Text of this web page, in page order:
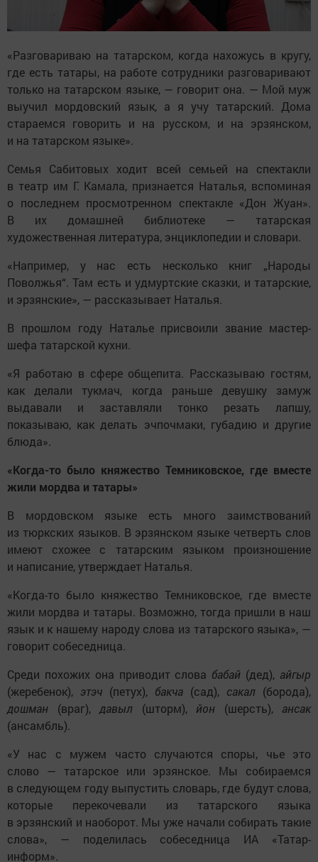
«Разговариваю на татарском, когда нахожусь в кругу,
где есть татары, на работе сотрудники разговаривают
только на татарском языке, — говорит она. — Мой муж
выучил мордовский язык, а я учу татарский. Дома
стараемся говорить и на русском, и на эрзянском,
и на татарском языке».
Семья Сабитовых ходит всей семьей на спектакли
в театр им Г. Камала, признается Наталья, вспоминая
о последнем просмотренном спектакле «Дон Жуан».
В их домашней библиотеке — татарская
художественная литература, энциклопедии и словари.
«Например, у нас есть несколько книг „Народы
Поволжья“. Там есть и удмуртские сказки, и татарские,
и эрзянские», — рассказывает Наталья.
В прошлом году Наталье присвоили звание мастер-
шефа татарской кухни.
«Я работаю в сфере общепита. Рассказываю гостям,
как делали тукмач, когда раньше девушку замуж
выдавали и заставляли тонко резать лапшу,
показываю, как делать эчпочмаки, губадию и другие
блюда».
«Когда-то было княжество Темниковское, где вместе
жили мордва и татары»
В мордовском языке есть много заимствований
из тюркских языков. В эрзянском языке четверть слов
имеют схожее с татарским языком произношение
и написание, утверждает Наталья.
«Когда-то было княжество Темниковское, где вместе
жили мордва и татары. Возможно, тогда пришли в наш
язык и к нашему народу слова из татарского языка», —
говорит собеседница.
Среди похожих она приводит слова бабай (дед), айгыр
(жеребенок), этэч (петух), бакча (сад), сакал (борода),
дошман (враг), давыл (шторм), йон (шерсть), ансак
(ансамбль).
«У нас с мужем часто случаются споры, чье это
слово — татарское или эрзянское. Мы собираемся
в следующем году выпустить словарь, где будут слова,
которые перекочевали из татарского языка
в эрзянский и наоборот. Мы уже начали собирать такие
слова», — поделилась собеседница ИА «Татар-
информ».